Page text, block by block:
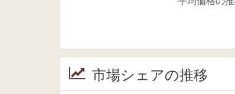
市場シェアの推移